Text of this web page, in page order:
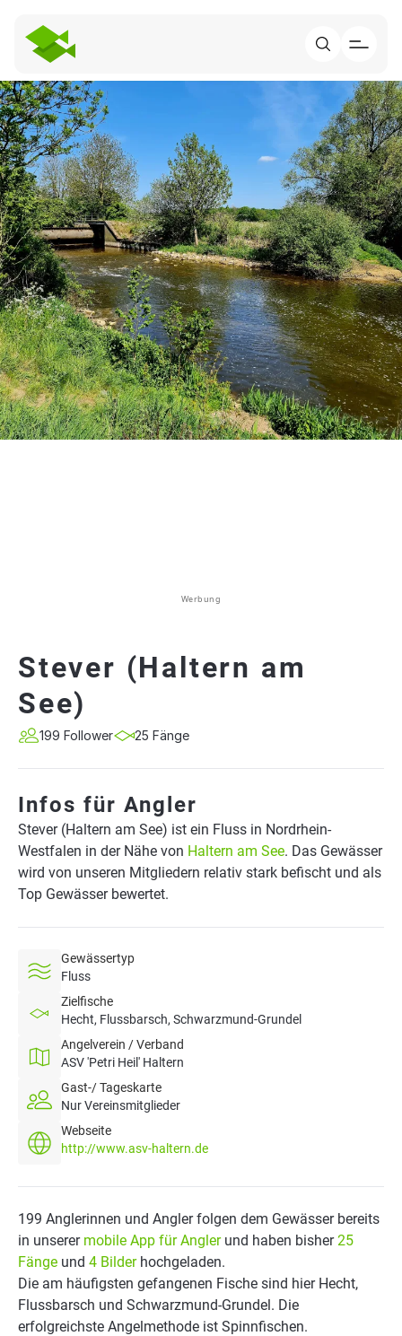
Werbung
Stever (Haltern am
See)
199 Follower 25 Fänge
Infos für Angler
Stever (Haltern am See) ist ein Fluss in Nordrhein-
Westfalen in der Nähe von Haltern am See. Das Gewässer
wird von unseren Mitgliedern relativ stark befischt und als
Top Gewässer bewertet.
Gewässertyp
Fluss
Zielfische
Hecht, Flussbarsch, Schwarzmund-Grundel
Angelverein / Verband
ASV 'Petri Heil' Haltern
Gast-/ Tageskarte
Nur Vereinsmitglieder
Webseite
http://www.asv-haltern.de
199 Anglerinnen und Angler folgen dem Gewässer bereits
in unserer mobile App für Anglerund haben bisher25
Fänge und 4 Bilderhochgeladen.
Die am häufigsten gefangenen Fische sind hier Hecht,
Flussbarsch und Schwarzmund-Grundel. Die
erfolgreichste Angelmethode ist Spinnfischen.